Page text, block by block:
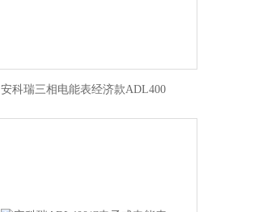
安科瑞三相电能表经济款ADL400